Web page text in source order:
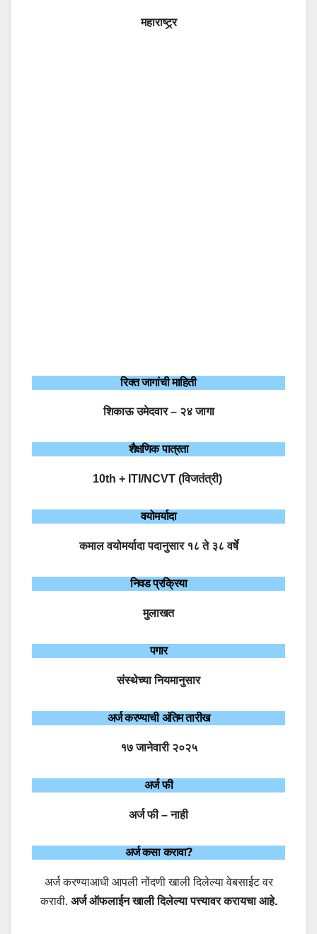
महाराष्ट्र्र
रिक्त जागांची माहिती
शिकाऊ उमेदवार – २४ जागा
शैक्षणिक पात्रता
10th + ITI/NCVT (विजतंत्री)
वयोमर्यादा
कमाल वयोमर्यादा पदानुसार १८ ते ३८ वर्षे
निवड प्रक्रिया
मुलाखत
पगार
संस्थेच्या नियमानुसार
अर्ज करण्याची अंतिम तारीख
१७ जानेवारी २०२५
अर्ज फी
अर्ज फी – नाही
अर्ज कसा करावा?
अर्ज करण्याआधी आपली नोंदणी खाली दिलेल्या वेबसाईट वर
करावी. अर्ज ऑफलाईन खाली दिलेल्या पत्त्यावर करायचा आहे.